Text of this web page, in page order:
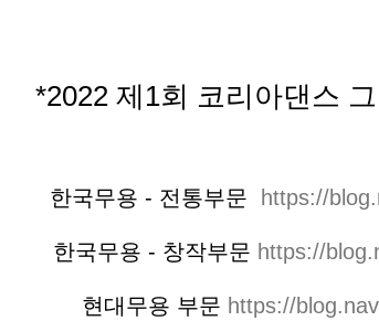
*2022 제1회 코리아댄스
한국무용 - 전통부문 https://
한국무용 - 창작부문 https://
현대무용 부문 https://